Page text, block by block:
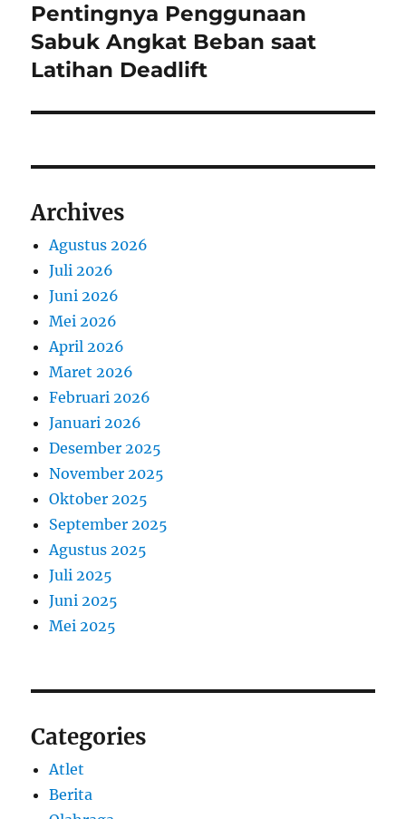
Next
post:
Pentingnya Penggunaan
Sabuk Angkat Beban saat
Latihan Deadlift
Archives
Agustus 2026
Juli 2026
Juni 2026
Mei 2026
April 2026
Maret 2026
Februari 2026
Januari 2026
Desember 2025
November 2025
Oktober 2025
September 2025
Agustus 2025
Juli 2025
Juni 2025
Mei 2025
Categories
Atlet
Berita